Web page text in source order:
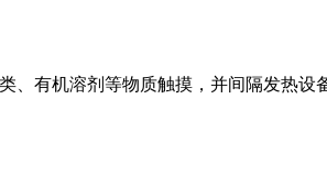
有机溶剂等物质触摸，并间隔发热设